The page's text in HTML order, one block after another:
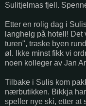
Sulitjelmas fjell.
Etter en rolig dag i
langhelg på hotell!
turen", traske byen
øl. Ikke minst fikk vi
noen kolleger av Jan
Tilbake i Sulis kom
nærbutikken. Bikkja
speller nye ski, etter at